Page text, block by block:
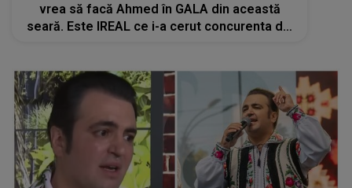
vrea să facă Ahmed în GALA din această
seară. Este IREAL ce i-a cerut concurenta din